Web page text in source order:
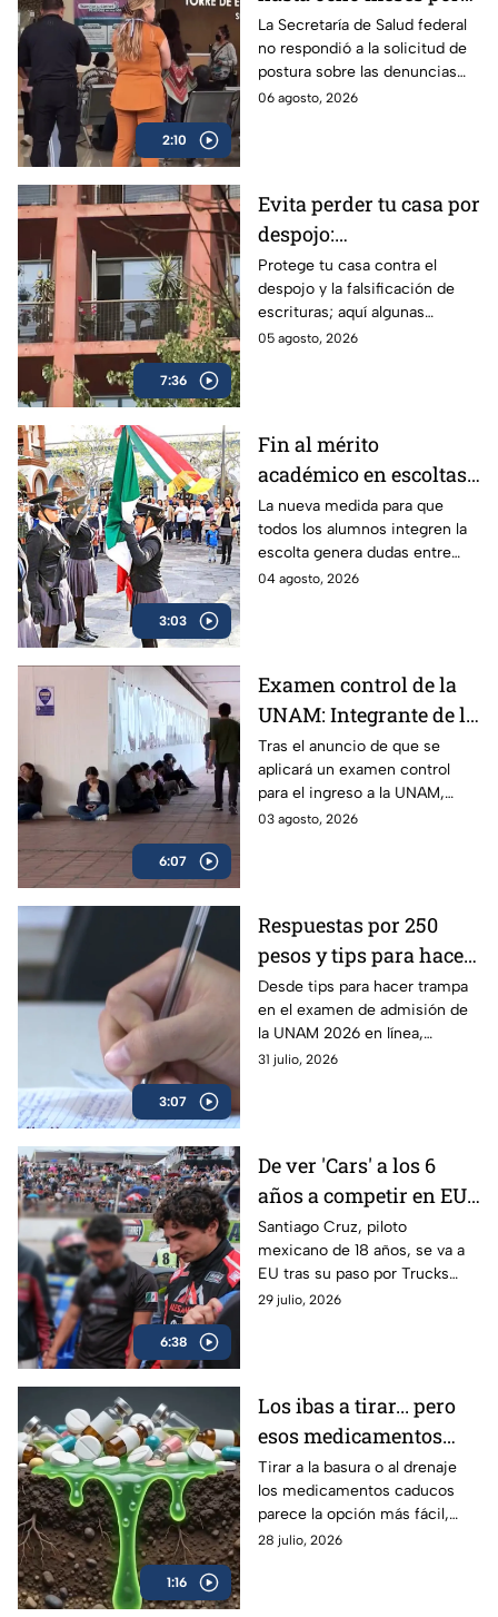
2:10
atención especializada
en el hospital “Dr.
Manuel Gea González”
La Secretaría de Salud federal
no respondió a la solicitud de
postura sobre las denuncias
para hacer citas en el hospital
06 agosto, 2026
7:36
Evita perder tu casa por
despojo:
Recomendaciones
notariales para blindar
tu patrimonio en CDMX
Protege tu casa contra el
despojo y la falsificación de
escrituras; aquí algunas
recomendaciones de expertos
05 agosto, 2026
3:03
Fin al mérito
académico en escoltas
escolares: La nueva
medida de equidad que
divide a padres y
expertos
La nueva medida para que
todos los alumnos integren la
escolta genera dudas entre
padres y especialistas. Así
04 agosto, 2026
6:07
Examen control de la
UNAM: Integrante de la
Comisión Técnica
explica a quiénes se
aplicará y cómo
funcionará | VIDEO
Tras el anuncio de que se
aplicará un examen control
para el ingreso a la UNAM,
surgieron muchas dudas
03 agosto, 2026
3:07
Respuestas por 250
pesos y tips para hacer
trampa en el examen
de admisión de la
UNAM 2026
Desde tips para hacer trampa
en el examen de admisión de
la UNAM 2026 en línea,
filtración de preguntas y hasta
31 julio, 2026
6:38
De ver 'Cars' a los 6
años a competir en EU:
Santiago Cruz, el piloto
de 18 años que va tras
la NASCAR
Santiago Cruz, piloto
mexicano de 18 años, se va a
EU tras su paso por Trucks
México Series para acercarse a
29 julio, 2026
1:16
Los ibas a tirar... pero
esos medicamentos
caducos pueden hacer
más daño del que
imaginas
Tirar a la basura o al drenaje
los medicamentos caducos
parece la opción más fácil,
pero hacerlo puede
28 julio, 2026